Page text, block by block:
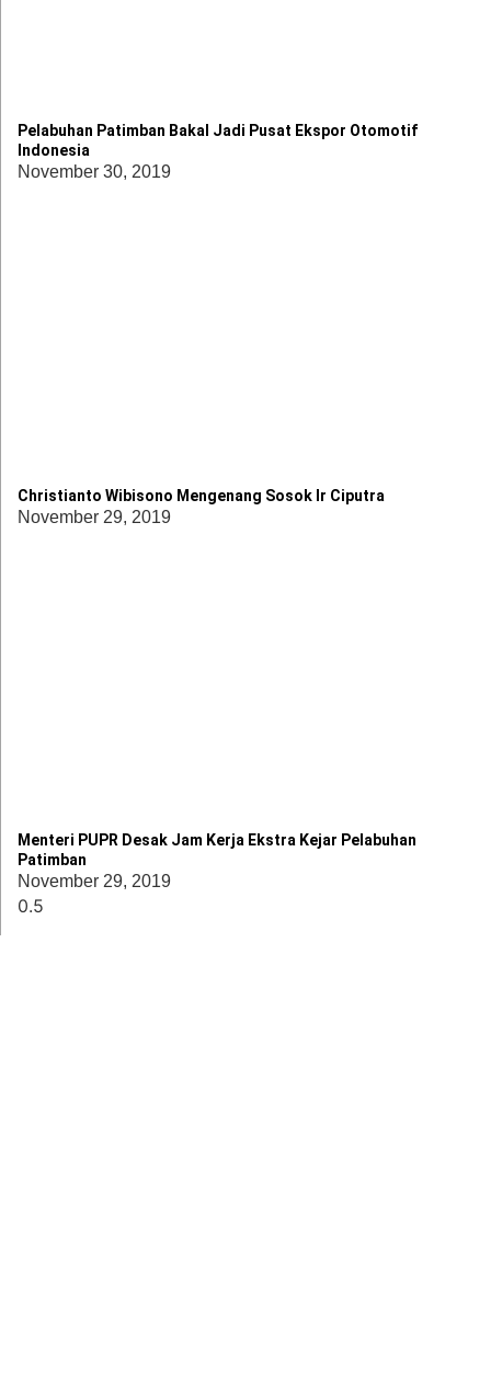
Pelabuhan Patimban Bakal Jadi Pusat Ekspor Otomotif
Indonesia
November 30, 2019
Christianto Wibisono Mengenang Sosok Ir Ciputra
November 29, 2019
Menteri PUPR Desak Jam Kerja Ekstra Kejar Pelabuhan
Patimban
November 29, 2019